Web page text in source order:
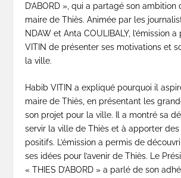
D’ABORD », qui a partagé son ambition
maire de Thiès. Animée par les
NDAW et Anta COULIBALY, l’émission
VITIN de présenter ses motivations et
la ville.
Habib VITIN a expliqué pourquoi il
maire de Thiès, en présentant les
son projet pour la ville. Il a montré sa
servir la ville de Thiès et à apporter
positifs. L’émission a permis de
ses idées pour l’avenir de Thiès. Le
« THIES D’ABORD » a parlé de son